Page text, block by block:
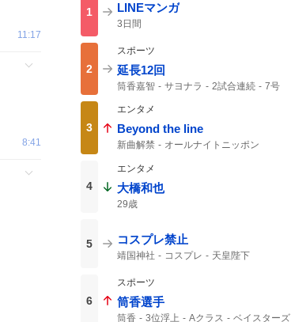
11:17
8:41
1 LINEマンガ
3日間
2
スポーツ
延長12回
筒香嘉智 サヨナラ 2試合連続
7号
3
エンタメ
Beyond the line
新曲解禁
オールナイトニッポン
4
エンタメ
大橋和也
29歳
5 コスプレ禁止
靖国神社 コスプレ 天皇陛下
6
スポーツ
筒香選手
筒香 3位浮上 Aクラス
ベイスターズ